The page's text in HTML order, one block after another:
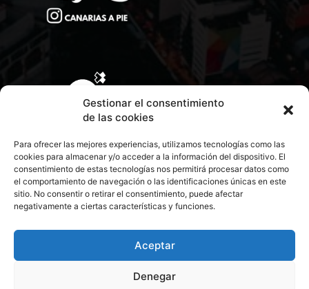
Gestionar el consentimiento
de las cookies
Para ofrecer las mejores experiencias, utilizamos tecnologías como las
cookies para almacenar y/o acceder a la información del dispositivo. El
consentimiento de estas tecnologías nos permitirá procesar datos como
el comportamiento de navegación o las identificaciones únicas en este
sitio. No consentir o retirar el consentimiento, puede afectar
negativamente a ciertas características y funciones.
Aceptar
Denegar
CONTACTA CON NOSOTROS